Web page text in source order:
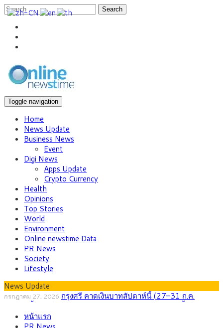
Search
Toggle navigation
Home
News Update
Business News
Event
Digi News
Apps Update
Crypto Currency
Health
Opinions
Top Stories
World
Environment
Online newstime Data
PR News
Society
Lifestyle
News Update
กรกฎาคม 27, 2026 กรุงศรี คาดเงินบาทสัปดาห์นี้ (27–31 ก.ค.
หน้ารถไฟฟ้าสงขลา โมโนเรล 12.54 กม. เชื่อมเมืองหาดใหญ่
สิงหาคม 4, 2026
หน้าแรก